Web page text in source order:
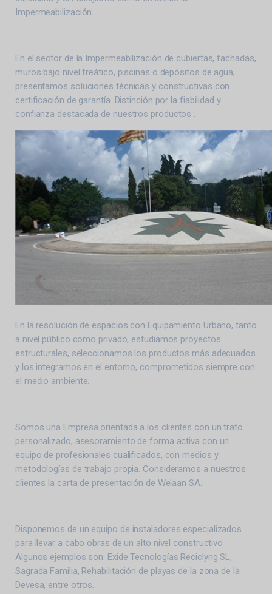
Impermeabilización.
En el sector de la Impermeabilización de cubiertas, fachadas,
muros bajo nivel freático, piscinas o depósitos de agua,
presentamos soluciones técnicas y constructivas con
certificación de garantía. Distinción por la fiabilidad y
confianza destacada de nuestros productos .
En la resolución de espacios con Equipamiento Urbano, tanto
a nivel público como privado, estudiamos proyectos
estructurales, seleccionamos los productos más adecuados
y los integramos en el entorno, comprometidos siempre con
el medio ambiente.
Somos una Empresa orientada a los clientes con un trato
personalizado, asesoramiento de forma activa con un
equipo de profesionales cualificados, con medios y
metodologías de trabajo propia. Consideramos a nuestros
clientes la carta de presentación de Welaan SA.
Disponemos de un equipo de instaladores especializados
para llevar a cabo obras de un alto nivel constructivo .
Algunos ejemplos son: Exide Tecnologías Reciclyng SL,
Sagrada Familia, Rehabilitación de playas de la zona de la
Devesa, entre otros.